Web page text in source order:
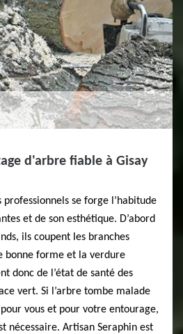
d'arbre fiable à Gisay
professionnels se forge l’habitude
et de son esthétique. D’abord
ils coupent les branches
bonne forme et la verdure
donc de l’état de santé des
vert. Si l’arbre tombe malade
vous et pour votre entourage,
nécessaire. Artisan Seraphin est